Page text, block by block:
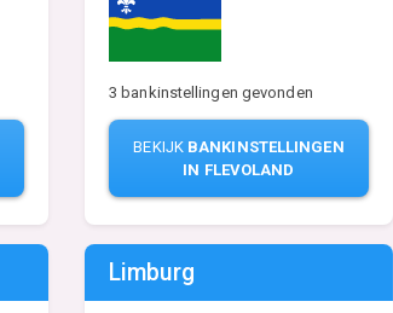
3 bankinstellingen gevonden
BEKIJK BANKINSTELLINGEN
IN FLEVOLAND
Limburg